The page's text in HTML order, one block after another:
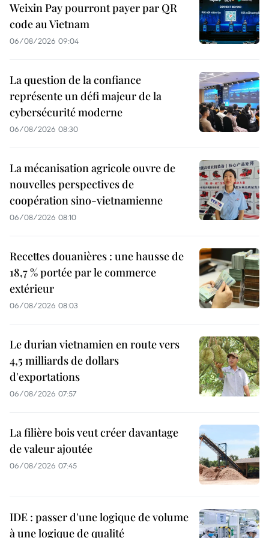
Weixin Pay pourront payer par QR
code au Vietnam
06/08/2026 09:04
La question de la confiance
représente un défi majeur de la
cybersécurité moderne
06/08/2026 08:30
La mécanisation agricole ouvre de
nouvelles perspectives de
coopération sino-vietnamienne
06/08/2026 08:10
Recettes douanières : une hausse de
18,7 % portée par le commerce
extérieur
06/08/2026 08:03
Le durian vietnamien en route vers
4,5 milliards de dollars
d'exportations
06/08/2026 07:57
La filière bois veut créer davantage
de valeur ajoutée
06/08/2026 07:45
IDE : passer d'une logique de volume
à une logique de qualité